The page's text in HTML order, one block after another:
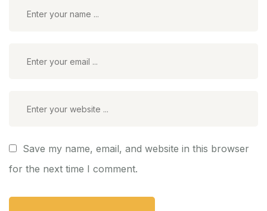
Save my name, email, and website in this browser
for the next time I comment.